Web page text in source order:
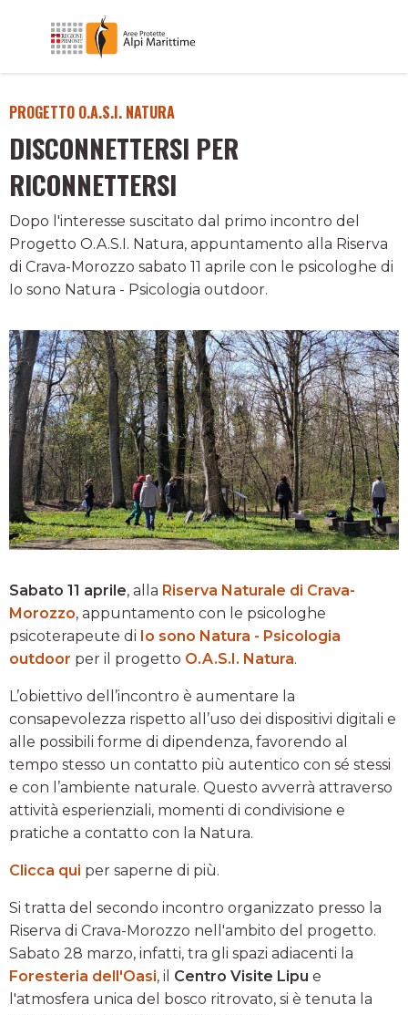
PROGETTO O.A.S.I. NATURA
DISCONNETTERSI PER
RICONNETTERSI
Dopo l'interesse suscitato dal primo incontro del
Progetto O.A.S.I. Natura, appuntamento alla Riserva
di Crava-Morozzo sabato 11 aprile con le psicologhe di
Io sono Natura - Psicologia outdoor.
Sabato 11 aprile, alla Riserva Naturale di Crava-
Morozzo, appuntamento con le psicologhe
psicoterapeute di Io sono Natura - Psicologia
outdoor per il progetto O.A.S.I. Natura.
L’obiettivo dell’incontro è aumentare la
consapevolezza rispetto all’uso dei dispositivi digitali e
alle possibili forme di dipendenza, favorendo al
tempo stesso un contatto più autentico con sé stessi
e con l’ambiente naturale. Questo avverrà attraverso
attività esperienziali, momenti di condivisione e
pratiche a contatto con la Natura.
Clicca qui per saperne di più.
Si tratta del secondo incontro organizzato presso la
Riserva di Crava-Morozzo nell'ambito del progetto.
Sabato 28 marzo, infatti, tra gli spazi adiacenti la
Foresteria dell'Oasi, il Centro Visite Lipu e
l'atmosfera unica del bosco ritrovato, si è tenuta la